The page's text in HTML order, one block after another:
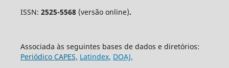
ISSN: 2525-5568(versão online).
Associada às seguintes bases de dados e diretórios:
Periódico CAPES, Latindex, DOAJ,